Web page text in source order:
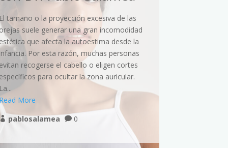
tamaño o la proyección excesiva de las
orejas suele generar una gran incomodidad
estética que afecta la autoestima desde la
infancia. Por esta razón, muchas personas
evitan recogerse el cabello o eligen cortes
específicos para ocultar la zona auricular.
La...
More
 pablosalamea  0